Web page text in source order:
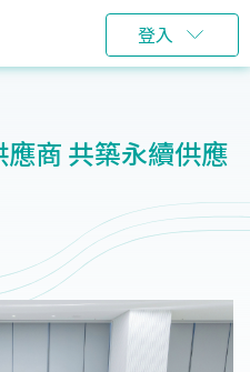
登入
商 共築永續供應